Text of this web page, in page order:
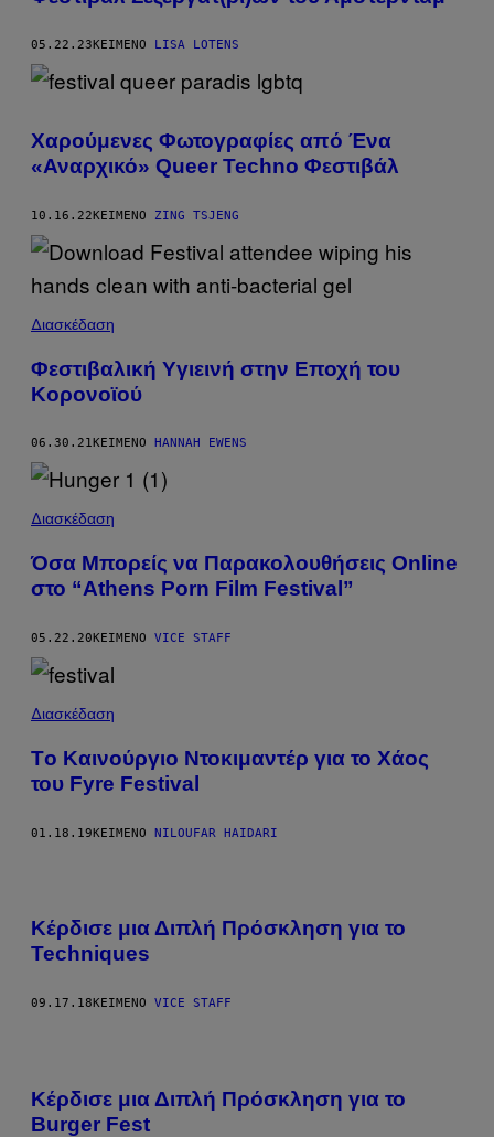
05.22.23 ΚΕΊΜΕΝΟ LISA LOTENS
Χαρούμενες Φωτογραφίες από Ένα
«Αναρχικό» Queer Techno Φεστιβάλ
10.16.22ΚΕΊΜΕΝΟ ZING TSJENG
Διασκέδαση
Φεστιβαλική Yγιεινή στην Eποχή του
Kορονοϊού
06.30.21 ΚΕΊΜΕΝΟ HANNAH EWENS
Διασκέδαση
Όσα Μπορείς να Παρακολουθήσεις Online
στο “Athens Porn Film Festival”
05.22.20ΚΕΊΜΕΝΟ VICE STAFF
Διασκέδαση
Tο Καινούργιο Ντοκιμαντέρ για το Χάος
του Fyre Festival
01.18.19ΚΕΊΜΕΝΟ NILOUFAR HAIDARI
Κέρδισε μια Διπλή Πρόσκληση για το
Techniques
09.17.18 ΚΕΊΜΕΝΟ VICE STAFF
Κέρδισε μια Διπλή Πρόσκληση για το
Burger Fest